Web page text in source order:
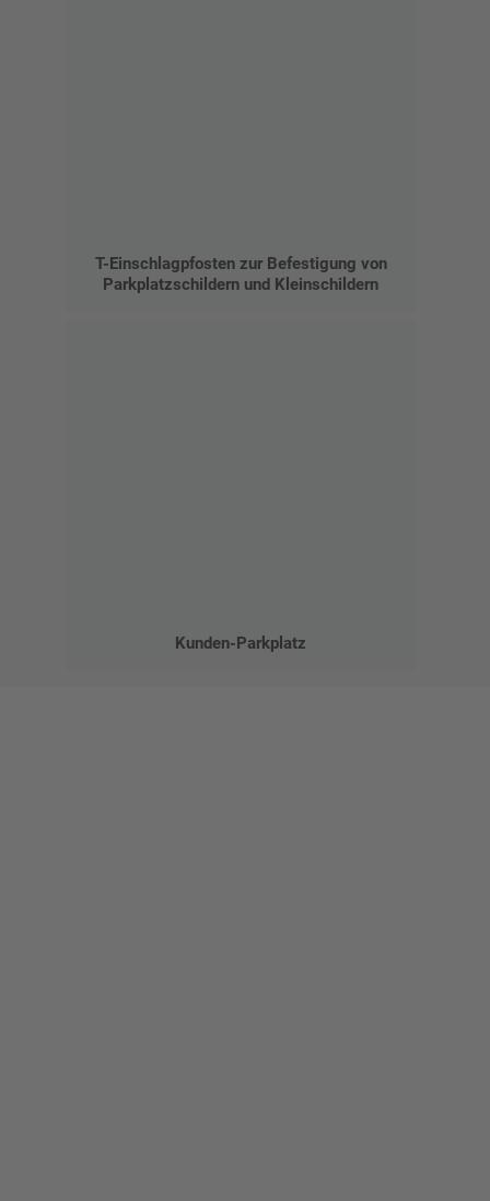
T-Einschlagpfosten zur Befestigung von
Parkplatzschildern und Kleinschildern
Kunden-Parkplatz